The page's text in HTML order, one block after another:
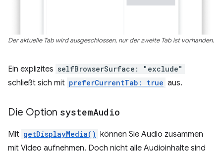
Der aktuelle Tab wird ausgeschlossen, nur der zweite Tab ist vorhanden.
Ein explizites selfBrowserSurface: "exclude"
schließt sich mit preferCurrentTab: true aus.
Die Option systemAudio
Mit getDisplayMedia() können Sie Audio zusammen
mit Video aufnehmen. Doch nicht alle Audioinhalte sind